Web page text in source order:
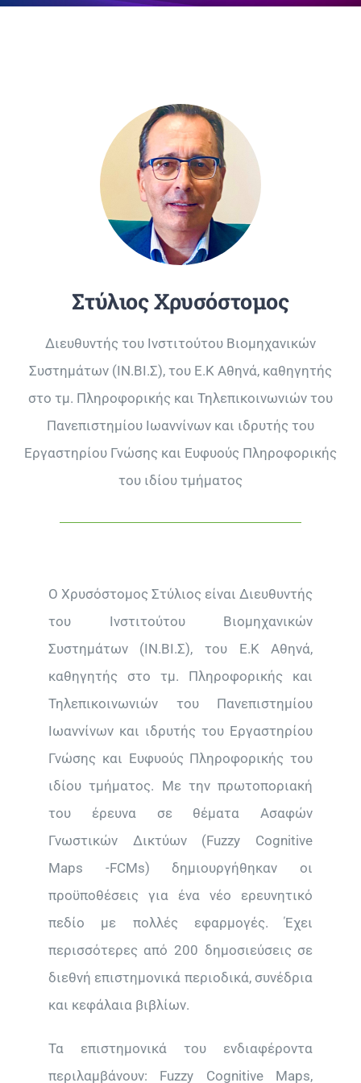
Στύλιος Χρυσόστομος
Διευθυντής του Ινστιτούτου Βιομηχανικών
Συστημάτων (ΙΝ.ΒΙ.Σ), του Ε.Κ Αθηνά, καθηγητής
στο τμ. Πληροφορικής και Τηλεπικοινωνιών του
Πανεπιστημίου Ιωαννίνων και ιδρυτής του
Εργαστηρίου Γνώσης και Ευφυούς Πληροφορικής
του ιδίου τμήματος
Ο Χρυσόστομος Στύλιος είναι Διευθυντής
του Ινστιτούτου Βιομηχανικών
Συστημάτων (ΙΝ.ΒΙ.Σ), του Ε.Κ Αθηνά,
καθηγητής στο τμ. Πληροφορικής και
Τηλεπικοινωνιών του Πανεπιστημίου
Ιωαννίνων και ιδρυτής του Εργαστηρίου
Γνώσης και Ευφυούς Πληροφορικής του
ιδίου τμήματος. Με την πρωτοποριακή
του έρευνα σε θέματα Ασαφών
Γνωστικών Δικτύων (Fuzzy Cognitive
Maps -FCMs) δημιουργήθηκαν οι
προϋποθέσεις για ένα νέο ερευνητικό
πεδίο με πολλές εφαρμογές. Έχει
περισσότερες από 200 δημοσιεύσεις σε
διεθνή επιστημονικά περιοδικά, συνέδρια
και κεφάλαια βιβλίων.
Τα επιστημονικά του ενδιαφέροντα
περιλαμβάνουν: Fuzzy Cognitive Maps,